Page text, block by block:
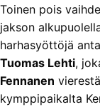
Toinen pois
jakson
harhasyöttöjä
Tuomas Lehti,
Fennanen
kymppipaikalta